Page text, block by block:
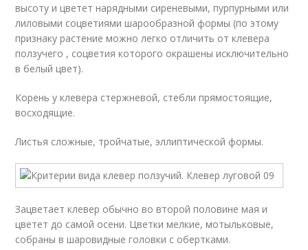
высоту и цветет нарядными сиреневыми, пурпурными или
лиловыми соцветиями шарообразной формы (по этому
признаку растение можно легко отличить от клевера
ползучего , соцветия которого окрашены исключительно
в белый цвет).
Корень у клевера стержневой, стебли прямостоящие,
восходящие.
Листья сложные, тройчатые, эллиптической формы.
Зацветает клевер обычно во второй половине мая и
цветет до самой осени. Цветки мелкие, мотыльковые,
собраны в шаровидные головки с обертками.